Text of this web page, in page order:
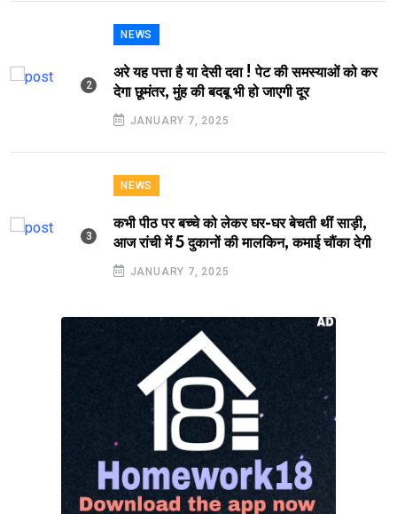
NEWS
अरे यह पत्ता है या देसी दवा ! पेट की समस्याओं को कर
देगा छूमंतर, मुंह की बदबू भी हो जाएगी दूर
JANUARY 7, 2025
NEWS
कभी पीठ पर बच्चे को लेकर घर-घर बेचती थीं साड़ी,
आज रांची में 5 दुकानों की मालकिन, कमाई चौंका देगी
JANUARY 7, 2025